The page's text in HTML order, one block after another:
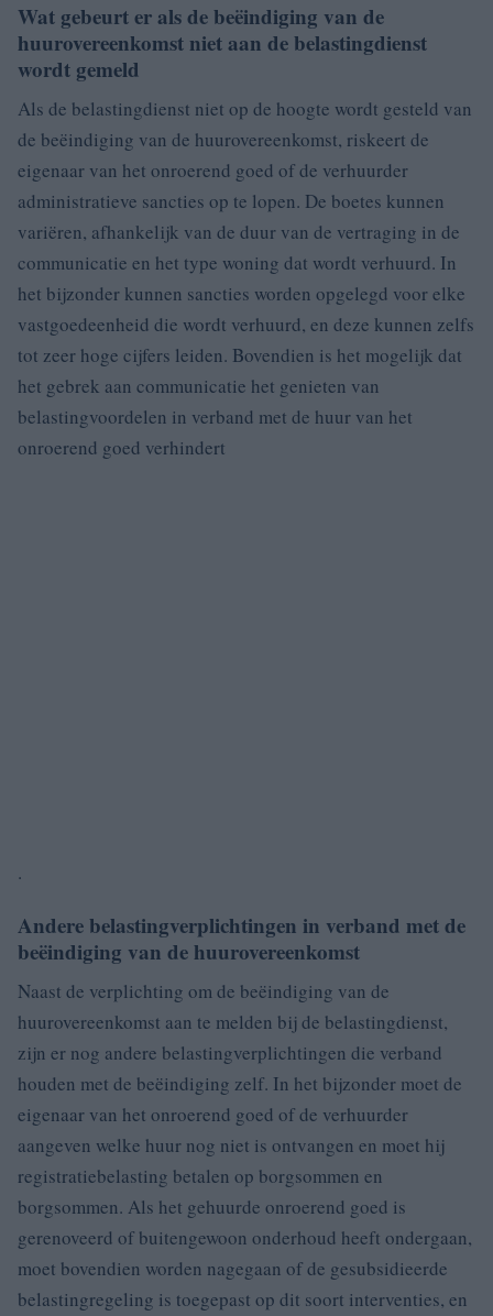
Wat gebeurt er als de beëindiging van de
huurovereenkomst niet aan de belastingdienst
wordt gemeld
Als de belastingdienst niet op de hoogte wordt gesteld van
de beëindiging van de huurovereenkomst, riskeert de
eigenaar van het onroerend goed of de verhuurder
administratieve sancties op te lopen. De boetes kunnen
variëren, afhankelijk van de duur van de vertraging in de
communicatie en het type woning dat wordt verhuurd. In
het bijzonder kunnen sancties worden opgelegd voor elke
vastgoedeenheid die wordt verhuurd, en deze kunnen zelfs
tot zeer hoge cijfers leiden. Bovendien is het mogelijk dat
het gebrek aan communicatie het genieten van
belastingvoordelen in verband met de huur van het
onroerend goed verhindert
.
Andere belastingverplichtingen in verband met de
beëindiging van de huurovereenkomst
Naast de verplichting om de beëindiging van de
huurovereenkomst aan te melden bij de belastingdienst,
zijn er nog andere belastingverplichtingen die verband
houden met de beëindiging zelf. In het bijzonder moet de
eigenaar van het onroerend goed of de verhuurder
aangeven welke huur nog niet is ontvangen en moet hij
registratiebelasting betalen op borgsommen en
borgsommen. Als het gehuurde onroerend goed is
gerenoveerd of buitengewoon onderhoud heeft ondergaan,
moet bovendien worden nagegaan of de gesubsidieerde
belastingregeling is toegepast op dit soort interventies, en